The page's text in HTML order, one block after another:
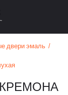
двери эмаль